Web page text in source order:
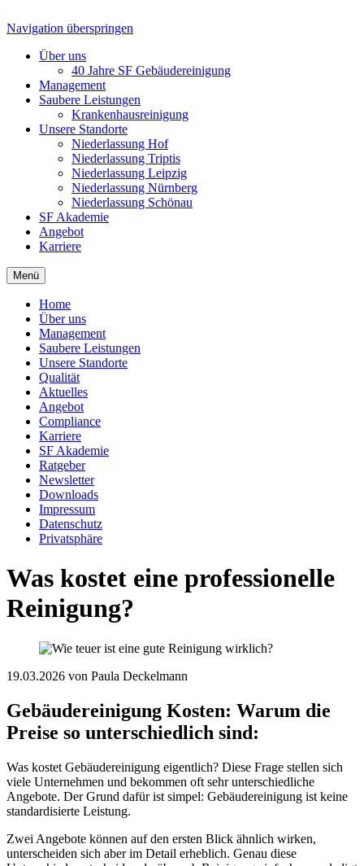
Navigation überspringen
Über uns
40 Jahre SF Gebäudereinigung
Management
Saubere Leistungen
Krankenhausreinigung
Unsere Standorte
Niederlassung Hof
Niederlassung Triptis
Niederlassung Leipzig
Niederlassung Nürnberg
Niederlassung Schönau
SF Akademie
Angebot
Karriere
Menü
Home
Über uns
Management
Saubere Leistungen
Unsere Standorte
Qualität
Aktuelles
Angebot
Compliance
Karriere
SF Akademie
Ratgeber
Newsletter
Downloads
Impressum
Datenschutz
Privatsphäre
Was kostet eine professionelle
Reinigung?
19.03.2026 von Paula Deckelmann
Gebäudereinigung Kosten: Warum die
Preise so unterschiedlich sind:
Was kostet Gebäudereinigung eigentlich? Diese Frage stellen sich
viele Unternehmen und bekommen oft sehr unterschiedliche
Angebote. Der Grund dafür ist simpel: Gebäudereinigung ist keine
standardisierte Leistung.
Zwei Angebote können auf den ersten Blick ähnlich wirken,
unterscheiden sich aber im Detail erheblich. Genau diese